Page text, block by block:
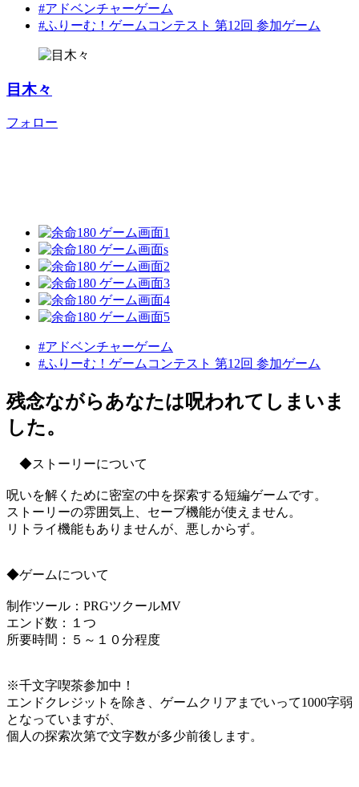
#アドベンチャーゲーム
#ふりーむ！ゲームコンテスト 第12回 参加ゲーム
目木々
フォロー
#アドベンチャーゲーム
#ふりーむ！ゲームコンテスト 第12回 参加ゲーム
残念ながらあなたは呪われてしまいま
した。
◆ストーリーについて
呪いを解くために密室の中を探索する短編ゲームです。
ストーリーの雰囲気上、セーブ機能が使えません。
リトライ機能もありませんが、悪しからず。
◆ゲームについて
制作ツール：PRGツクールMV
エンド数：１つ
所要時間：５～１０分程度
※千文字喫茶参加中！
エンドクレジットを除き、ゲームクリアまでいって1000字弱
となっていますが、
個人の探索次第で文字数が多少前後します。